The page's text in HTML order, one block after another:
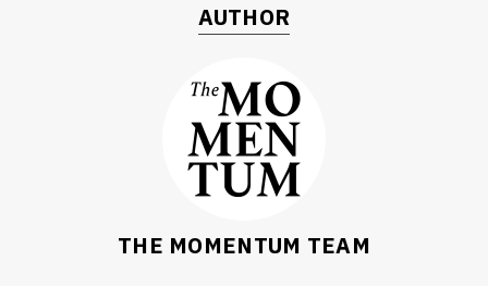
AUTHOR
THE MOMENTUM TEAM